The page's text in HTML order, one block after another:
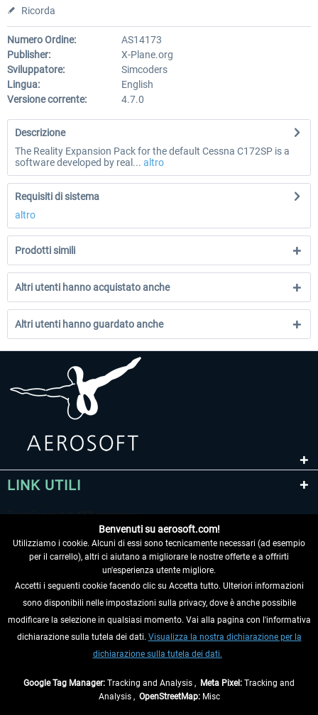
Ricorda
Numero Ordine:
AS14173
Publisher:
X-Plane.org
Sviluppatore:
Simcoders
Lingua:
English
Versione corrente:
4.7.0
Descrizione
The Reality Expansion Pack for the default Cessna C172SP is a
software developed by real... altro
Requisiti di sistema
altro
Prodotti simili
Altri utenti hanno acquistato anche
Altri utenti hanno guardato anche
LINK UTILI
RECEDERE DAL CONTRATTO
INFORMAZIONI
Benvenuti su aerosoft.com!
Utilizziamo i cookie. Alcuni di essi sono tecnicamente necessari (ad esempio
per il carrello), altri ci aiutano a migliorare le nostre offerte e a offrirti
un'esperienza utente migliore.
Accetti i seguenti cookie facendo clic su Accetta tutto. Ulteriori informazioni
sono disponibili nelle impostazioni sulla privacy, dove è anche possibile
modificare la selezione in qualsiasi momento. Vai alla pagina con l'informativa
dichiarazione sulla tutela dei dati. Visualizza la nostra dichiarazione per la
dichiarazione sulla tutela dei dati.
Google Tag Manager: Tracking and Analysis , Meta Pixel: Tracking and
Analysis , OpenStreetMap:Misc